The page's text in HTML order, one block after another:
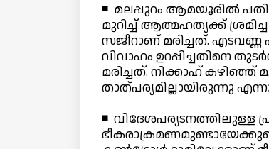
◾ മലപ്പുറം ആമയൂരില്‍
മുറിച്ച് ആത്മഹത്യക്ക്
സജീറാണ് മരിച്ചത്.
വിവാഹം ഉറപ്പിച്ചതിനെ
മരിച്ചത്. നിക്കാഹ്
താത്പര്യമില്ലായിരുന്നു
◾ വിദേശപര്യടനത്തിലുള്ള